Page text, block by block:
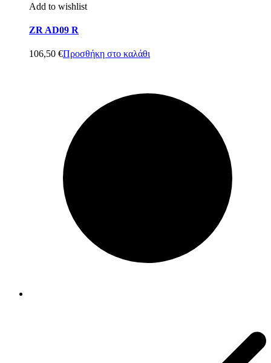
Add to wishlist
ZR AD09 R
106,50 €Προσθήκη στο καλάθι